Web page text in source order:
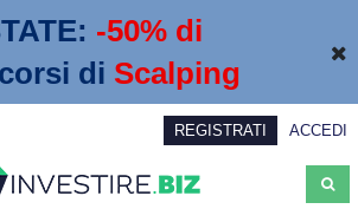
-50% di
di Scalping
REGISTRATI ACCEDI